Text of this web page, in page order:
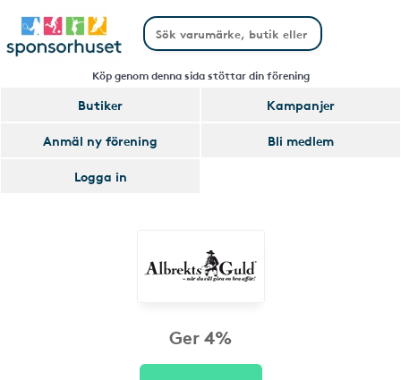
Köp genom denna sida stöttar din förening
Butiker
Kampanjer
Anmäl ny förening
Bli medlem
Logga in
Ger 4%